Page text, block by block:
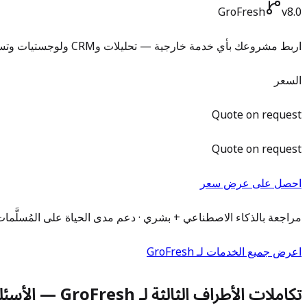
GroFresh
v8.0
اربط مشروعك بأي خدمة خارجية — تحليلات وCRM ولوجستيات وتسويق والمزيد.
السعر
Quote on request
Quote on request
احصل على عرض سعر
مراجعة بالذكاء الاصطناعي + بشري · دعم مدى الحياة على
اعرض جميع الخدمات لـ GroFresh
تكاملات الأطراف الثالثة لـ GroFresh — الأسئلة الشائعة